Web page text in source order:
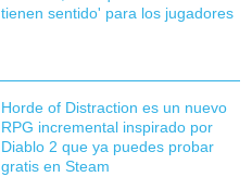
tienen sentido' para los jugadores
Horde of Distraction es un nuevo
RPG incremental inspirado por
Diablo 2 que ya puedes probar
gratis en Steam